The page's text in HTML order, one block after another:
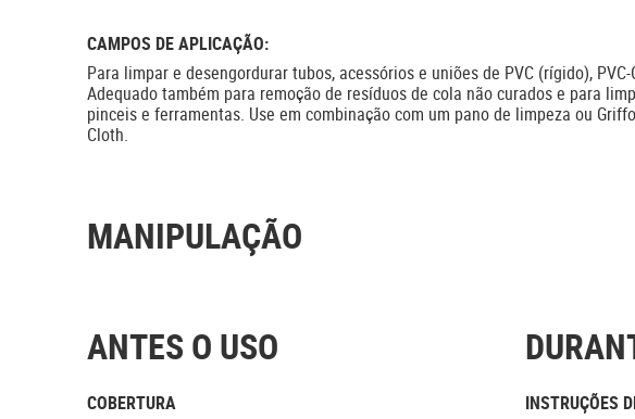
CAMPOS DE APLICAÇÃO:
Para limpar e desengordurar tubos, acessórios e uniões de PVC (rígido), PVC-
Adequado também para remoção de resíduos de cola não curados e para
pinceis e ferramentas. Use em combinação com um pano de limpeza ou
Cloth.
MANIPULAÇÃO
ANTES O USO
COBERTURA
INSTRUÇÕES